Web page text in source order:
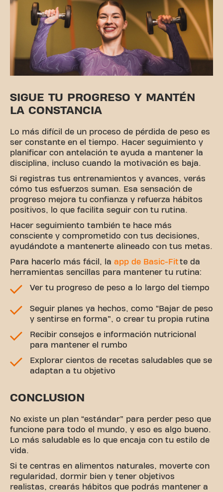
SIGUE TU PROGRESO Y MANTÉN
LA CONSTANCIA
Lo más difícil de un proceso de pérdida de peso es
ser constante en el tiempo. Hacer seguimiento y
planificar con antelación te ayuda a mantener la
disciplina, incluso cuando la motivación es baja.
Si registras tus entrenamientos y avances, verás
cómo tus esfuerzos suman. Esa sensación de
progreso mejora tu confianza y refuerza hábitos
positivos, lo que facilita seguir con tu rutina.
Hacer seguimiento también te hace más
consciente y comprometido con tus decisiones,
ayudándote a mantenerte alineado con tus metas.
Para hacerlo más fácil, la app de Basic-Fitte da
herramientas sencillas para mantener tu rutina:
Ver tu progreso de peso a lo largo del tiempo
Seguir planes ya hechos, como “Bajar de peso
y sentirse en forma”, o crear tu propia rutina
Recibir consejos e información nutricional
para mantener el rumbo
Explorar cientos de recetas saludables que se
adaptan a tu objetivo
CONCLUSION
No existe un plan “estándar” para perder peso que
funcione para todo el mundo, y eso es algo bueno.
Lo más saludable es lo que encaja con tu estilo de
vida.
Si te centras en alimentos naturales, moverte con
regularidad, dormir bien y tener objetivos
realistas, crearás hábitos que podrás mantener a